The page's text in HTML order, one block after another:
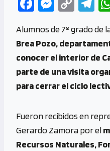
b
o
o
k
se
n
g
er
py
Li
n
k
gr
a
m
Alumnos de 7º grado de
Brea Pozo,
conocer el interior de
parte de una visita
para cerrar el ciclo
Fueron recibidos en
Gerardo Zamora por el
Recursos Naturales,